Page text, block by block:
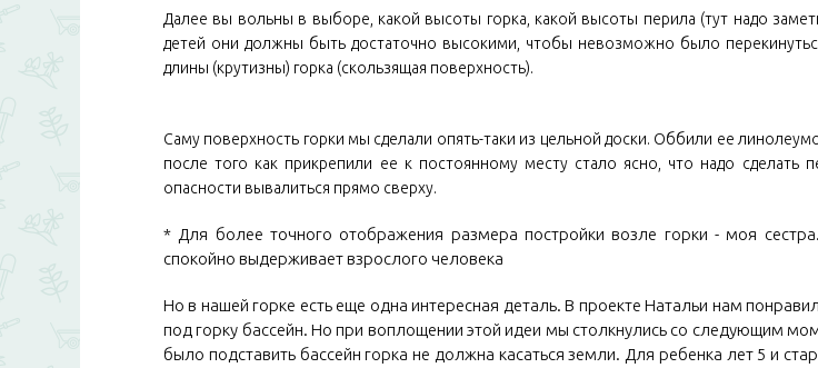
Далее вы вольны в выборе, какой высоты горка, какой высоты перила (тут надо
детей они должны быть достаточно высокими, чтобы невозможно было
длины (крутизны) горка (скользящая поверхность).
Саму поверхность горки мы сделали опять-таки из цельной доски. Оббили ее
после того как прикрепили ее к постоянному месту стало ясно, что надо сделать
опасности вывалиться прямо сверху.
* Для более точного отображения размера постройки возле горки - моя
спокойно выдерживает взрослого человека
Но в нашей горке есть еще одна интересная деталь. В проекте Натальи нам
под горку бассейн. Но при воплощении этой идеи мы столкнулись со следующим
было подставить бассейн горка не должна касаться земли. Для ребенка лет 5 и